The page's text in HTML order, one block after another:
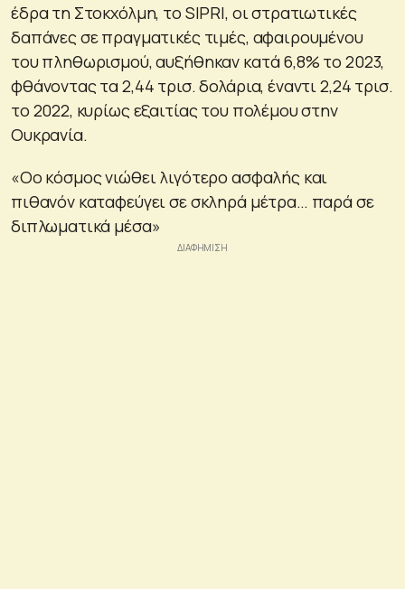
έδρα τη Στοκχόλμη, το SIPRI, οι στρατιωτικές
δαπάνες σε πραγματικές τιμές, αφαιρουμένου
του πληθωρισμού, αυξήθηκαν κατά 6,8% το 2023,
φθάνοντας τα 2,44 τρισ. δολάρια, έναντι 2,24 τρισ.
το 2022, κυρίως εξαιτίας του πολέμου στην
Ουκρανία.
«Οο κόσμος νιώθει λιγότερο ασφαλής και
πιθανόν καταφεύγει σε σκληρά μέτρα… παρά σε
διπλωματικά μέσα»